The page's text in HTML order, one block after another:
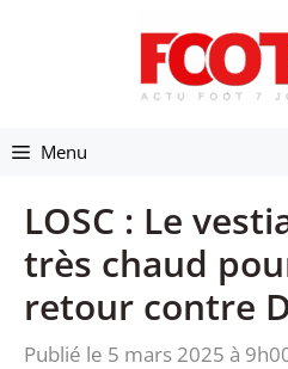
Menu
LOSC : Le
très chaud
retour contre
Publié le 5 mars 2025 à